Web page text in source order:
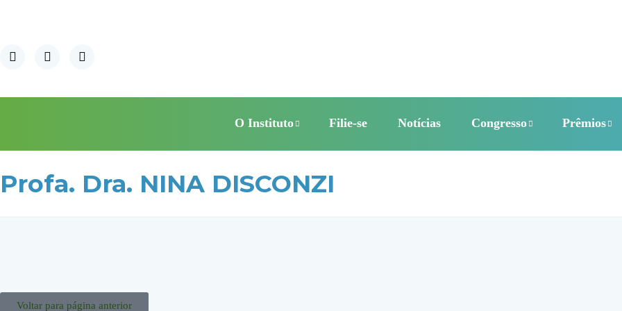
O Instituto Filie-se Notícias Congresso Prêmios
Profa. Dra. NINA DISCONZI
Voltar para página anterior